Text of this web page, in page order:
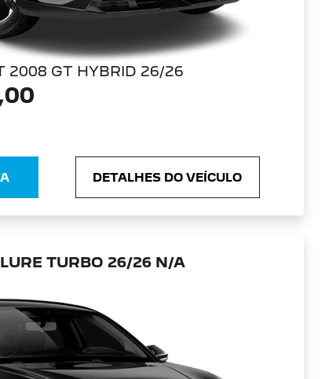
2008 GT HYBRID 26/26
DETALHES DO VEÍCULO
TURBO 26/26 N/A